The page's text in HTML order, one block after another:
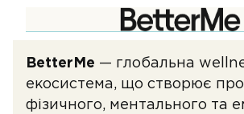
BetterMe — глобальна
екосистема, що створює
фізичного, ментального та